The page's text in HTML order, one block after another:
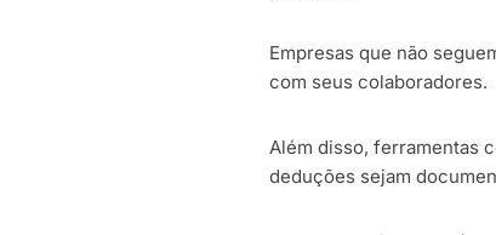
Empresas que não
com seus colaboradores.
Além disso, ferramentas
deduções sejam